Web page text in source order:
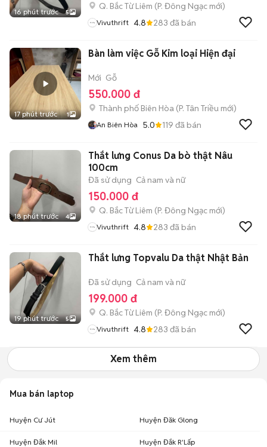
16 phút trước 5
Q. Bắc Từ Liêm (P. Đông Ngạc mới)
Vivuthrift 4.8 283 đã bán
17 phút trước 1
Bàn làm việc Gỗ Kim loại Hiện đại
Mới Gỗ
550.000 đ
Thành phố Biên Hòa (P. Tân Triều mới)
An Biên Hòa 5.0 119 đã bán
18 phút trước 4
Thắt lưng Conus Da bò thật Nâu
100cm
Đã sử dụng Cả nam và nữ
150.000 đ
Q. Bắc Từ Liêm (P. Đông Ngạc mới)
Vivuthrift 4.8 283 đã bán
19 phút trước 5
Thắt lưng Topvalu Da thật Nhật Bản
Đã sử dụng Cả nam và nữ
199.000 đ
Q. Bắc Từ Liêm (P. Đông Ngạc mới)
Vivuthrift 4.8 283 đã bán
Xem thêm
Mua bán laptop
Huyện Cư Jút Huyện Đăk Glong
Huyện Đắk Mil Huyện Đắk R'Lấp